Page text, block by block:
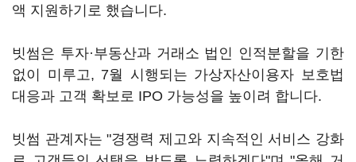
액 지원하기로 했습니다.
빗썸은 투자·부동산과 거래소 법인 인적분할을 기한
없이 미루고, 7월 시행되는 가상자산이용자 보호법
대응과 고객 확보로 IPO 가능성을 높이려 합니다.
빗썸 관계자는 "경쟁력 제고와 지속적인 서비스 강화